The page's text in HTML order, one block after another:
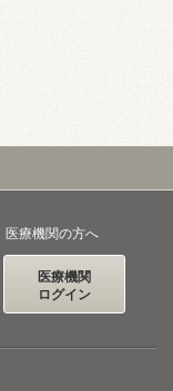
医療機関の方へ
医療機関
ログイン